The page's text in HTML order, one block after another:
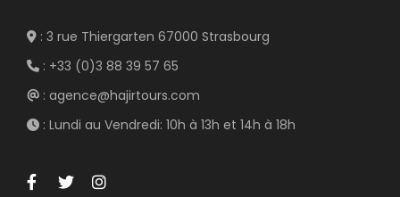
: 3 rue Thiergarten 67000 Strasbourg
: +33 (0)3 88 39 57 65
: agence@hajirtours.com
: Lundi au Vendredi: 10h à 13h et 14h à 18h